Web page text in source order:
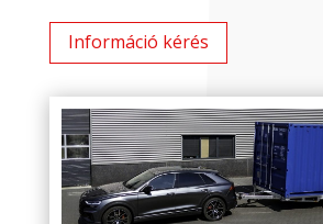
Információ kérés